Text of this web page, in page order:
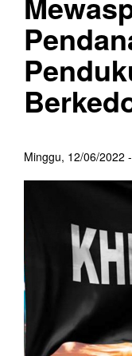
Minggu, 12/06/2022